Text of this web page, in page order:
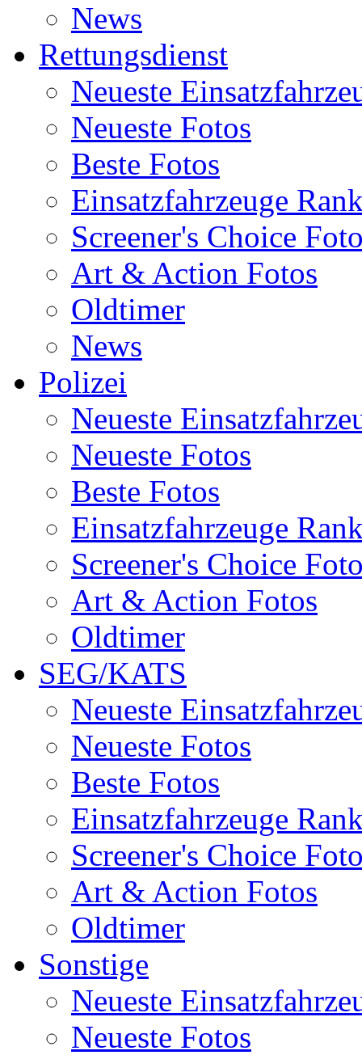
News
Rettungsdienst
Neueste
Neueste Fotos
Beste Fotos
Einsatzfahrzeuge
Screener's Choice
Art & Action Fotos
Oldtimer
News
Polizei
Neueste
Neueste Fotos
Beste Fotos
Einsatzfahrzeuge
Screener's Choice
Art & Action Fotos
Oldtimer
SEG/KATS
Neueste
Neueste Fotos
Beste Fotos
Einsatzfahrzeuge
Screener's Choice
Art & Action Fotos
Oldtimer
Sonstige
Neueste
Neueste Fotos